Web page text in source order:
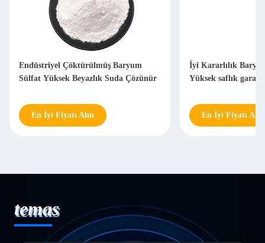
Endüstriyel Çöktürülmüş Baryum
Sülfat Yüksek Beyazlık Suda Çözünür
En İyi Fiyatı Alın
İyi Kararlılık
Yüksek saflık
En İyi Fiyatı Alın
temas